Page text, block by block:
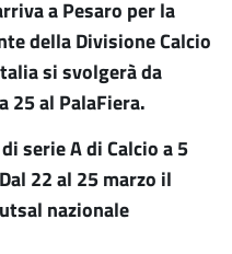
a Pesaro per la
della Divisione Calcio
si svolgerà da
25 al PalaFiera.
serie A di Calcio a 5
22 al 25 marzo il
nazionale